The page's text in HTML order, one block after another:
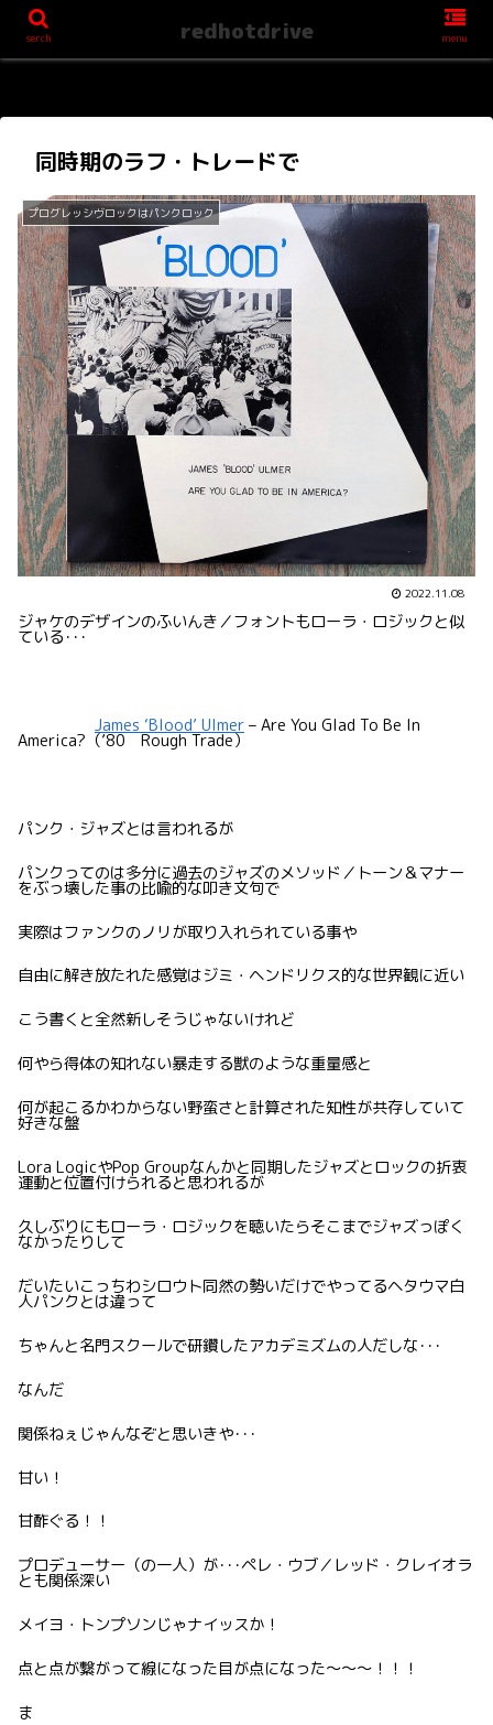
同時期のラフ・トレードで
プログレッシヴロックはパンクロック
2022.11.08
ジャケのデザインのふいんき／フォントもローラ・ロジックと似
ている･･･
James ‘Blood’ Ulmer – Are You Glad To Be In
America?（’80 Rough Trade）
パンク・ジャズとは言われるが
パンクってのは多分に過去のジャズのメソッド／トーン＆マナー
をぶっ壊した事の比喩的な叩き文句で
実際はファンクのノリが取り入れられている事や
自由に解き放たれた感覚はジミ・ヘンドリクス的な世界観に近い
こう書くと全然新しそうじゃないけれど
何やら得体の知れない暴走する獣のような重量感と
何が起こるかわからない野蛮さと計算された知性が共存していて
好きな盤
Lora LogicやPop Groupなんかと同期したジャズとロックの折衷
運動と位置付けられると思われるが
久しぶりにもローラ・ロジックを聴いたらそこまでジャズっぽく
なかったりして
だいたいこっちわシロウト同然の勢いだけでやってるヘタウマ白
人パンクとは違って
ちゃんと名門スクールで研鑽したアカデミズムの人だしな･･･
なんだ
関係ねぇじゃんなぞと思いきや･･･
甘い！
甘酢ぐる！！
プロデューサー（の一人）が･･･ペレ・ウブ／レッド・クレイオラ
とも関係深い
メイヨ・トンプソンじゃナイッスか！
点と点が繋がって線になった目が点になった〜〜〜！！！
ま
serch redhotdrive menu